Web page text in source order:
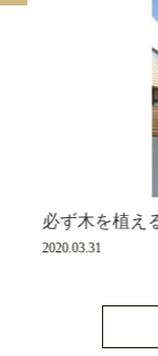
必ず木を植え
2020.03.31